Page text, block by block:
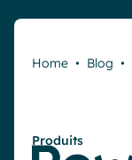
Home • Blog •
Produits